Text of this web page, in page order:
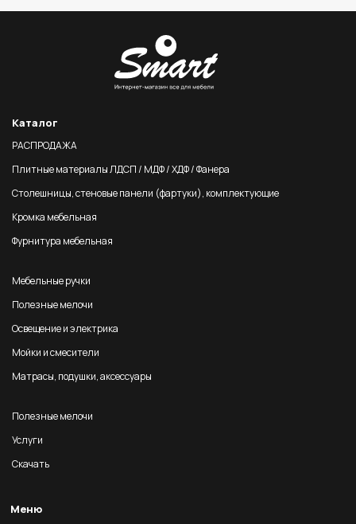
Каталог
РАСПРОДАЖА
Плитные материалы ЛДСП / МДФ / ХДФ / Фанера
Столешницы, стеновые панели (фартуки), комплектующие
Кромка мебельная
Фурнитура мебельная
Мебельные ручки
Полезные мелочи
Освещение и электрика
Мойки и смесители
Матрасы, подушки, аксессуары
Полезные мелочи
Услуги
Скачать
Меню